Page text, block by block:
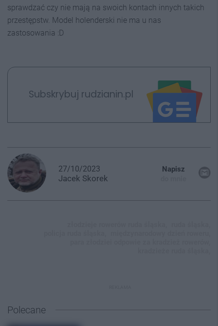
sprawdzać czy nie mają na swoich kontach innych takich
przestępstw. Model holenderski nie ma u nas
zastosowania :D
Subskrybuj rudzianin.pl
27/10/2023
Jacek Skorek
Napisz
Polecane